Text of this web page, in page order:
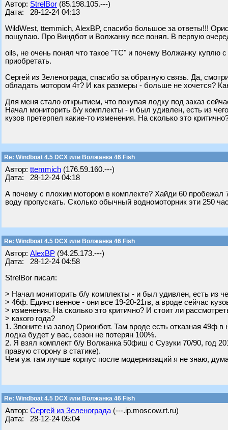
Автор: StrelBor (85.198.105.---)
Дата: 28-12-24 04:13
WildWest, ttemmich, AlexBP, спасибо большое за ответы!!!
пощупаю. Про Виндбот и Волжанку все понял. В первую
oils, не очень понял что такое "ТС" и почему Волжанку куплю
приобретать.
Сергей из Зеленограда, спасибо за обратную связь. Да,
обладать мотором 4т? И как размеры - больше не хочется?
Для меня стало открытием, что покупая лодку под заказ
Начал мониторить б/у комплекты - и был удивлен, есть из
кузов претерпел какие-то изменения. На сколько это
Re: Windboat 4.5 DCX или Волжанка 46 Fish
Автор: ttemmich (176.59.160.---)
Дата: 28-12-24 04:18
А почему с плохим мотором в комплекте? Хайди 60 пробежал
воду пропускать. Сколько обычный водномоторник эти 250
Re: Windboat 4.5 DCX или Волжанка 46 Fish
Автор: AlexBP (94.25.173.---)
Дата: 28-12-24 04:58
StrelBor писал:
> Начал мониторить б/у комплекты - и был удивлен, есть из
> 46ф. Единственное - они все 19-20-21гв, а вроде сейчас
> изменения. На сколько это критично? И стоит ли
> какого года?
1. Звоните на завод Орионбот. Там вроде есть отказная 49ф в
лодка будет у вас, сезон не потерян 100%.
2. Я взял комплект б/у Волжанка 50фиш с Сузуки 70/90, год
правую сторону в статике).
Чем уж там лучше корпус после модернизаций я не знаю,
Re: Windboat 4.5 DCX или Волжанка 46 Fish
Автор: Сергей из Зеленограда (---.ip.moscow.rt.ru)
Дата: 28-12-24 05:04